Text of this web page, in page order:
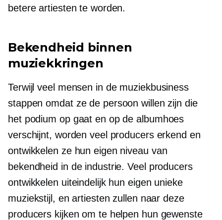
betere artiesten te worden.
Bekendheid binnen
muziekkringen
Terwijl veel mensen in de muziekbusiness
stappen omdat ze de persoon willen zijn die
het podium op gaat en op de albumhoes
verschijnt, worden veel producers erkend en
ontwikkelen ze hun eigen niveau van
bekendheid in de industrie. Veel producers
ontwikkelen uiteindelijk hun eigen unieke
muziekstijl, en artiesten zullen naar deze
producers kijken om te helpen hun gewenste